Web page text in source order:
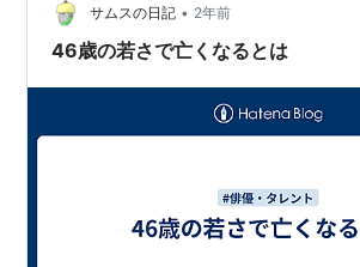
ては可動よりもこちらを望むのではなか
始は2月20日。でも価格の表記が無いな。
サムスの日記 • 2年前
46歳の若さで亡くなるとは